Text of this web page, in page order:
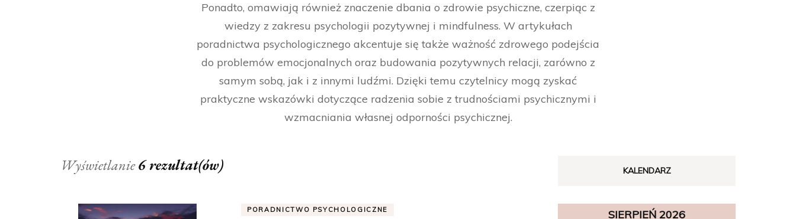
Ponadto, omawiają również znaczenie dbania o zdrowie psychiczne, czerpiąc z
wiedzy z zakresu psychologii pozytywnej i mindfulness. W artykułach
poradnictwa psychologicznego akcentuje się także ważność zdrowego podejścia
do problemów emocjonalnych oraz budowania pozytywnych relacji, zarówno z
samym sobą, jak i z innymi ludźmi. Dzięki temu czytelnicy mogą zyskać
praktyczne wskazówki dotyczące radzenia sobie z trudnościami psychicznymi i
wzmacniania własnej odporności psychicznej.
Wyświetlanie6 rezultat(ów)
PORADNICTWO PSYCHOLOGICZNE
KALENDARZ
SIERPIEŃ 2026